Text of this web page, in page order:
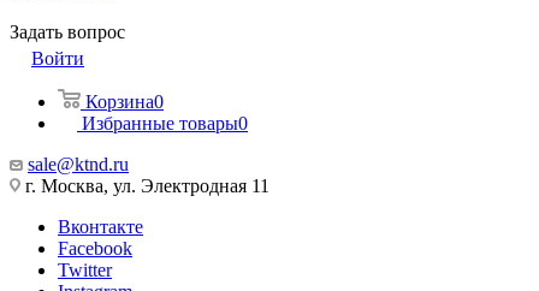
Задать вопрос
Войти
Корзина0
Избранные товары0
sale@ktnd.ru
г. Москва, ул. Электродная 11
Вконтакте
Facebook
Twitter